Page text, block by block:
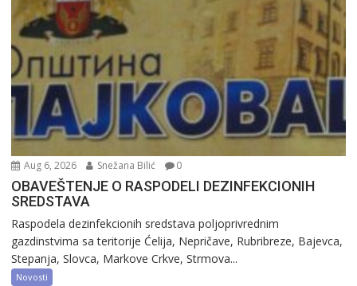
Aug 6, 2026 Snežana Bilić 0
OBAVEŠTENJE O RASPODELI DEZINFEKCIONIH
SREDSTAVA
Raspodela dezinfekcionih sredstava poljoprivrednim
gazdinstvima sa teritorije Ćelija, Nepričave, Rubribreze, Bajevca,
Stepanja, Slovca, Markove Crkve, Strmova...
Novosti